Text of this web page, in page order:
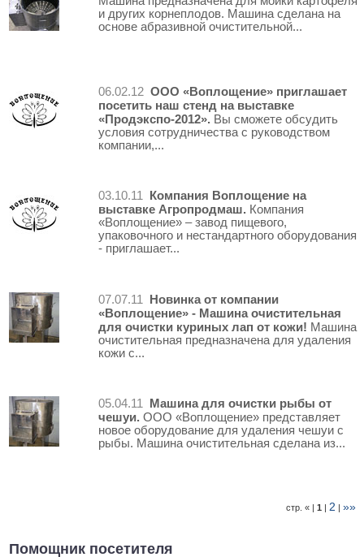
и других корнеплодов. Машина сделана на
основе абразивной очистительной...
06.02.12 ООО «Воплощение» приглашает
посетить наш стенд на выставке
«Продэкспо-2012». Вы сможете обсудить
условия сотрудничества с руководством
компании,...
03.10.11
Компания Воплощение на
выставке Агропродмаш. Компания
«Воплощение» – завод пищевого,
упаковочного и нестандартного оборудования
- приглашает...
07.07.11
Новинка от компании
«Воплощение» - Машина очистительная
для очистки куриных лап от кожи! Машина
очистительная предназначена для удаления
кожи с...
05.04.11
Машина для очистки рыбы от
чешуи. ООО «Воплощение» представляет
новое оборудование для удаления чешуи с
рыбы. Машина очистительная сделана из...
стр. « | 1 | 2 | »»
Помощник посетителя